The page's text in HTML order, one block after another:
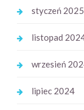
styczeń 2025
listopad
wrzesień
lipiec 2024